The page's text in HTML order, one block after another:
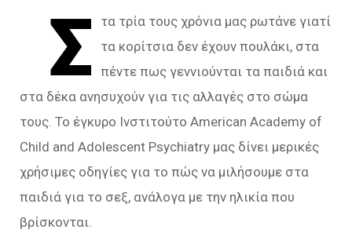
Σ
τα τρία τους χρόνια μας ρωτάνε γιατί
τα κορίτσια δεν έχουν πουλάκι, στα
πέντε πως γεννιούνται τα παιδιά και
στα δέκα ανησυχούν για τις αλλαγές στο σώμα
τους. Το έγκυρο Ινστιτούτο American Academy of
Child and Adolescent Psychiatry μας δίνει μερικές
χρήσιμες οδηγίες για το πώς να μιλήσουμε στα
παιδιά για το σεξ, ανάλογα με την ηλικία που
βρίσκονται.